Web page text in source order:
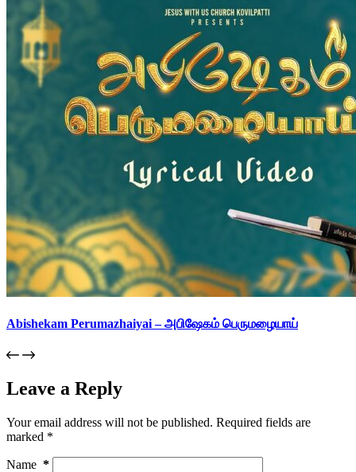
Abishekam Perumazhaiyai – அபிஷேகம் பெருமழையாய்
Leave a Reply
Your email address will not be published. Required fields are
marked *
Name *